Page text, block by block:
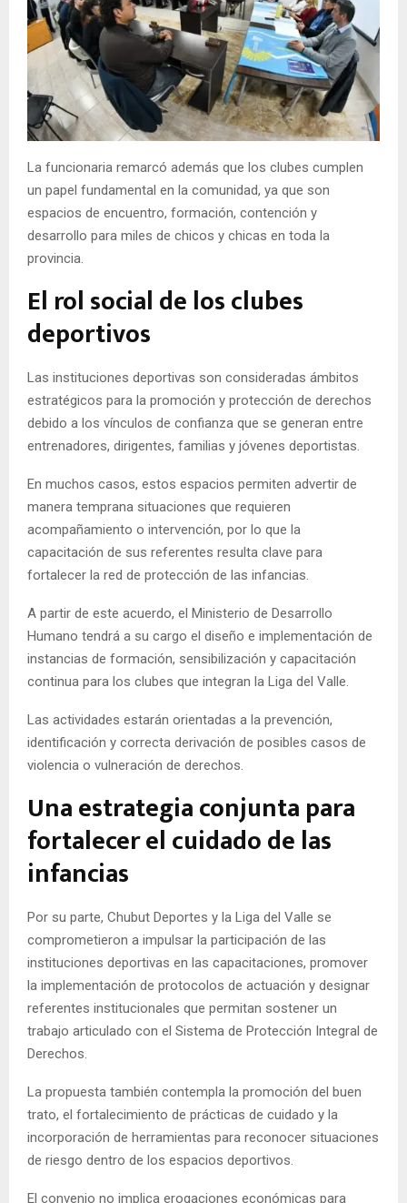
La funcionaria remarcó además que los clubes cumplen
un papel fundamental en la comunidad, ya que son
espacios de encuentro, formación, contención y
desarrollo para miles de chicos y chicas en toda la
provincia.
El rol social de los clubes
deportivos
Las instituciones deportivas son consideradas ámbitos
estratégicos para la promoción y protección de derechos
debido a los vínculos de confianza que se generan entre
entrenadores, dirigentes, familias y jóvenes deportistas.
En muchos casos, estos espacios permiten advertir de
manera temprana situaciones que requieren
acompañamiento o intervención, por lo que la
capacitación de sus referentes resulta clave para
fortalecer la red de protección de las infancias.
A partir de este acuerdo, el Ministerio de Desarrollo
Humano tendrá a su cargo el diseño e implementación de
instancias de formación, sensibilización y capacitación
continua para los clubes que integran la Liga del Valle.
Las actividades estarán orientadas a la prevención,
identificación y correcta derivación de posibles casos de
violencia o vulneración de derechos.
Una estrategia conjunta para
fortalecer el cuidado de las
infancias
Por su parte, Chubut Deportes y la Liga del Valle se
comprometieron a impulsar la participación de las
instituciones deportivas en las capacitaciones, promover
la implementación de protocolos de actuación y designar
referentes institucionales que permitan sostener un
trabajo articulado con el Sistema de Protección Integral de
Derechos.
La propuesta también contempla la promoción del buen
trato, el fortalecimiento de prácticas de cuidado y la
incorporación de herramientas para reconocer situaciones
de riesgo dentro de los espacios deportivos.
El convenio no implica erogaciones económicas para